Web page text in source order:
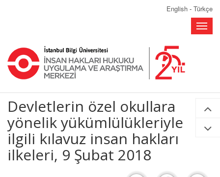
English - Türkçe
Toggle
Devletlerin özel okullara
yönelik yükümlülükleriyle
ilgili kılavuz insan hakları
ilkeleri, 9 Şubat 2018